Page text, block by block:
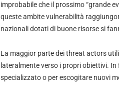
improbabile che il prossimo “grande
queste ambite vulnerabilità
nazionali dotati di buone risorse si
La maggior parte dei threat actors
lateralmente verso i propri obiettivi.
specializzato o per escogitare nuovi